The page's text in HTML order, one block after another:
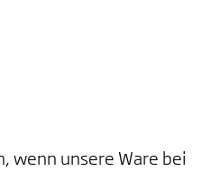
wenn unsere Ware bei